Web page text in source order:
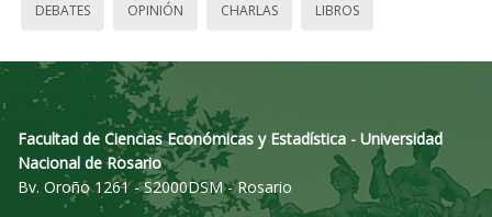
DEBATES OPINIÓN CHARLAS LIBROS
Facultad de Ciencias Económicas y Estadística - Universidad
Nacional de Rosario
Bv. Oroño 1261 - S2000DSM - Rosario